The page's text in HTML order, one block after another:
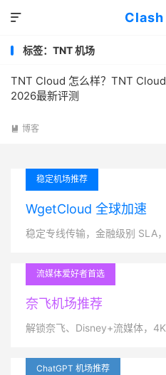
Clash

标签：TNT 机场
TNT Cloud 怎么样？TNT
2026最新评测
 博客
稳定机场推荐
WgetCloud 全球加速
稳定专线传输，金融级别 SLA
流媒体爱好者首选
奈飞机场推荐
解锁奈飞、Disney+流媒体，4K
ChatGPT 机场推荐